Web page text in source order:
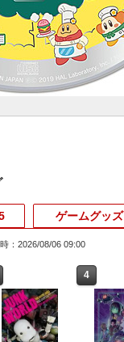
4
4
ゲームグッズ
4
：2026/08/06 09:00
4